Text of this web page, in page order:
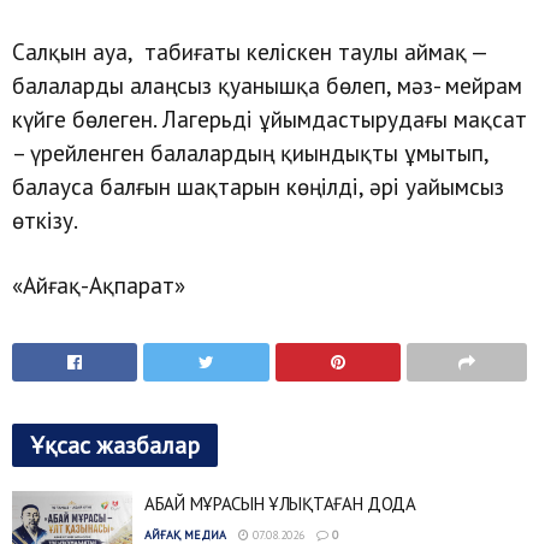
Салқын ауа, табиғаты келіскен таулы аймақ —
балаларды алаңсыз қуанышқа бөлеп, мәз- мейрам
күйге бөлеген. Лагерьді ұйымдастырудағы мақсат
– үрейленген балалардың қиындықты ұмытып,
балауса балғын шақтарын көңілді, әрі уайымсыз
өткізу.
«Айғақ-Ақпарат»
Ұқсас жазбалар
АБАЙ МҰРАСЫН ҰЛЫҚТАҒАН ДОДА
АЙҒАҚ МЕДИА 07.08.2026 0